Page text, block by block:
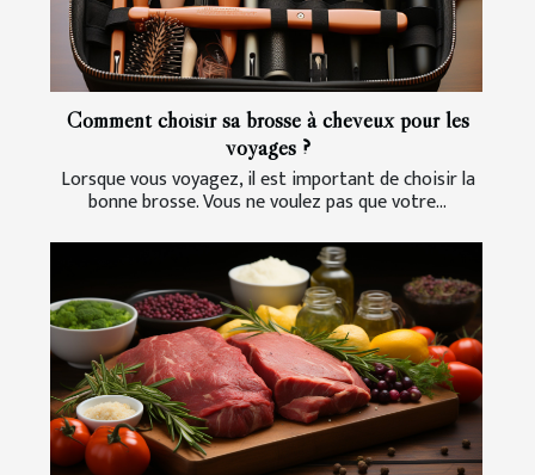
Comment choisir sa brosse à cheveux pour les
voyages ?
Lorsque vous voyagez, il est important de choisir la
bonne brosse. Vous ne voulez pas que votre...